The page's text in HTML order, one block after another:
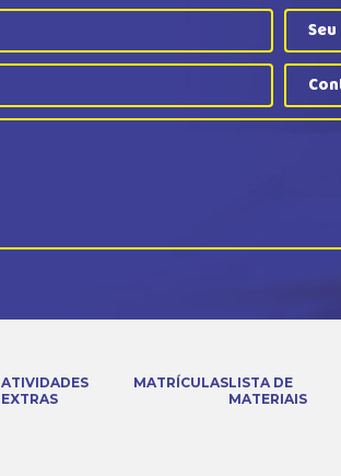
ATIVIDADES
EXTRAS
MATRÍCULASLISTA DE
MATERIAIS